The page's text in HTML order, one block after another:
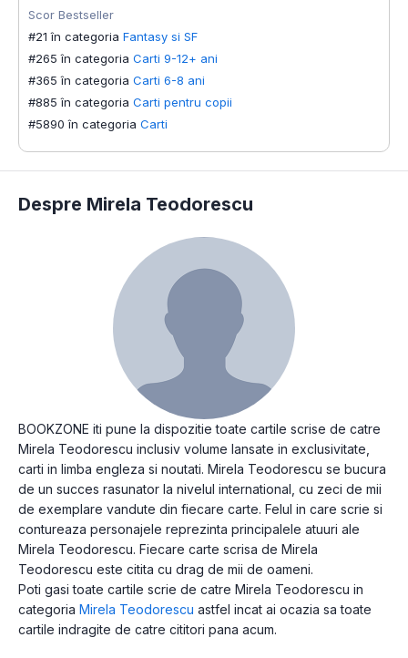
Scor Bestseller
#21 în categoria Fantasy si SF
#265 în categoria Carti 9-12+ ani
#365 în categoria Carti 6-8 ani
#885 în categoria Carti pentru copii
#5890 în categoria Carti
Despre Mirela Teodorescu
BOOKZONE iti pune la dispozitie toate cartile scrise de catre
Mirela Teodorescu inclusiv volume lansate in exclusivitate,
carti in limba engleza si noutati. Mirela Teodorescu se bucura
de un succes rasunator la nivelul international, cu zeci de mii
de exemplare vandute din fiecare carte. Felul in care scrie si
contureaza personajele reprezinta principalele atuuri ale
Mirela Teodorescu. Fiecare carte scrisa de Mirela
Teodorescu este citita cu drag de mii de oameni.
Poti gasi toate cartile scrie de catre Mirela Teodorescu in
categoria Mirela Teodorescu astfel incat ai ocazia sa toate
cartile indragite de catre cititori pana acum.